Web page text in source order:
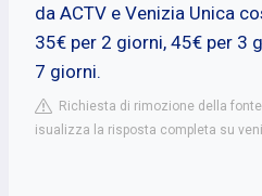
da ACTV e Venizia Unica
35€ per 2 giorni, 45€ per 3
7 giorni.
Richiesta di rimozione della fonte
isualizza la risposta completa su